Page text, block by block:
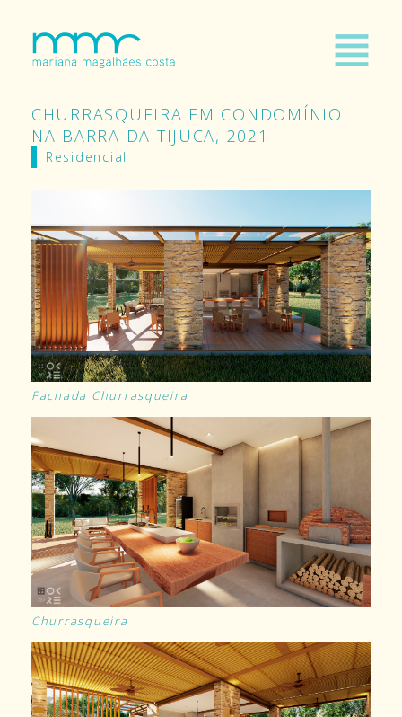
CHURRASQUEIRA EM CONDOMÍNIO
NA BARRA DA TIJUCA, 2021
Residencial
Fachada Churrasqueira
Churrasqueira